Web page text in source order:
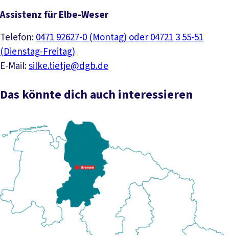
Assistenz für Elbe-Weser
Telefon:0471 92627-0 (Montag) oder 04721 3 55-51
(Dienstag-Freitag)
E-Mail:silke.tietje@dgb.de
Das könnte dich auch interessieren